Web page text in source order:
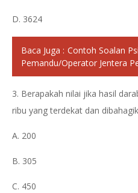
D. 3624
Baca Juga : Contoh Soalan
Pemandu/Operator Jentera
3. Berapakah nilai jika hasil
ribu yang terdekat dan
A. 200
B. 305
C. 450